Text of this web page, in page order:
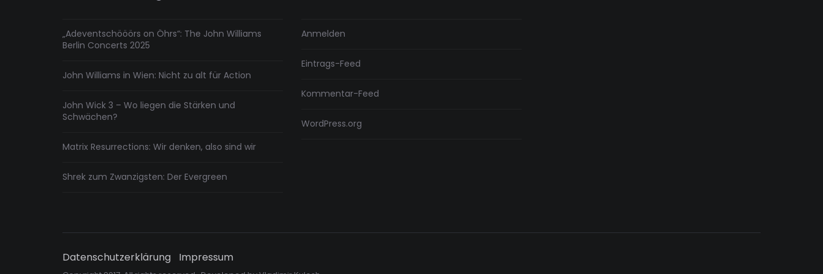
„Adeventschööörs on Öhrs“: The John Williams
Berlin Concerts 2025
John Williams in Wien: Nicht zu alt für Action
John Wick 3 – Wo liegen die Stärken und
Schwächen?
Matrix Resurrections: Wir denken, also sind wir
Shrek zum Zwanzigsten: Der Evergreen
Anmelden
Eintrags-Feed
Kommentar-Feed
WordPress.org
Datenschutzerklärung Impressum